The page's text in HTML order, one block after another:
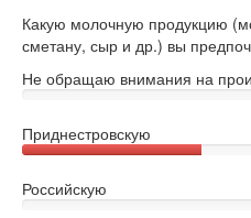
Какую молочную продукцию
сметану, сыр и др.) вы
Не обращаю внимания на
Приднестровскую
Российскую